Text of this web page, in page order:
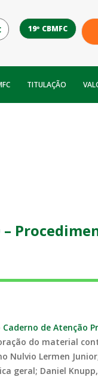
19º CBMFC
TITULAÇÃO
–
Caderno de Atenção
do material
Nulvio Lermen
geral; Daniel